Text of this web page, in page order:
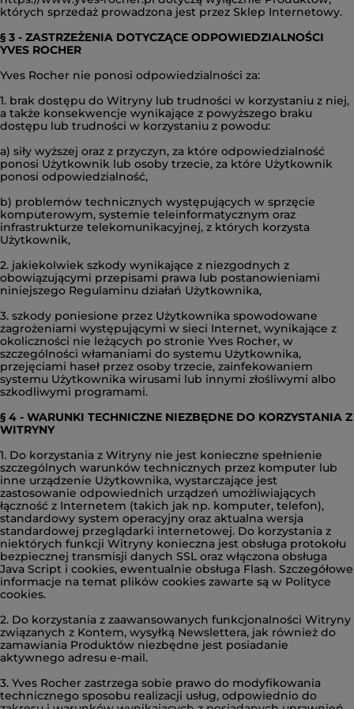
których sprzedaż prowadzona jest przez Sklep Internetowy.
§ 3 - ZASTRZEŻENIA DOTYCZĄCE ODPOWIEDZIALNOŚCI
YVES ROCHER
Yves Rocher nie ponosi odpowiedzialności za:
1. brak dostępu do Witryny lub trudności w korzystaniu z niej,
a także konsekwencje wynikające z powyższego braku
dostępu lub trudności w korzystaniu z powodu:
a) siły wyższej oraz z przyczyn, za które odpowiedzialność
ponosi Użytkownik lub osoby trzecie, za które Użytkownik
ponosi odpowiedzialność,
b) problemów technicznych występujących w sprzęcie
komputerowym, systemie teleinformatycznym oraz
infrastrukturze telekomunikacyjnej, z których korzysta
Użytkownik,
2. jakiekolwiek szkody wynikające z niezgodnych z
obowiązującymi przepisami prawa lub postanowieniami
niniejszego Regulaminu działań Użytkownika,
3. szkody poniesione przez Użytkownika spowodowane
zagrożeniami występującymi w sieci Internet, wynikające z
okoliczności nie leżących po stronie Yves Rocher, w
szczególności włamaniami do systemu Użytkownika,
przejęciami haseł przez osoby trzecie, zainfekowaniem
systemu Użytkownika wirusami lub innymi złośliwymi albo
szkodliwymi programami.
§ 4 - WARUNKI TECHNICZNE NIEZBĘDNE DO KORZYSTANIA Z
WITRYNY
1. Do korzystania z Witryny nie jest konieczne spełnienie
szczególnych warunków technicznych przez komputer lub
inne urządzenie Użytkownika, wystarczające jest
zastosowanie odpowiednich urządzeń umożliwiających
łączność z Internetem (takich jak np. komputer, telefon),
standardowy system operacyjny oraz aktualna wersja
standardowej przeglądarki internetowej. Do korzystania z
niektórych funkcji Witryny konieczna jest obsługa protokołu
bezpiecznej transmisji danych SSL oraz włączona obsługa
Java Script i cookies, ewentualnie obsługa Flash. Szczegółowe
informacje na temat plików cookies zawarte są w Polityce
cookies.
2. Do korzystania z zaawansowanych funkcjonalności Witryny
związanych z Kontem, wysyłką Newslettera, jak również do
zamawiania Produktów niezbędne jest posiadanie
aktywnego adresu e-mail.
3. Yves Rocher zastrzega sobie prawo do modyfikowania
technicznego sposobu realizacji usług, odpowiednio do